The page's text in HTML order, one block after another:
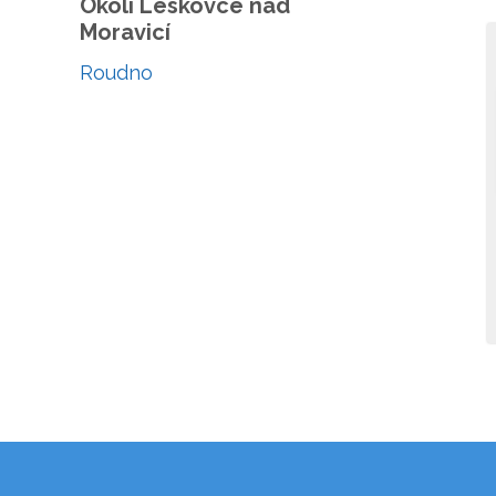
Okolí Leskovce nad
Moravicí
Roudno